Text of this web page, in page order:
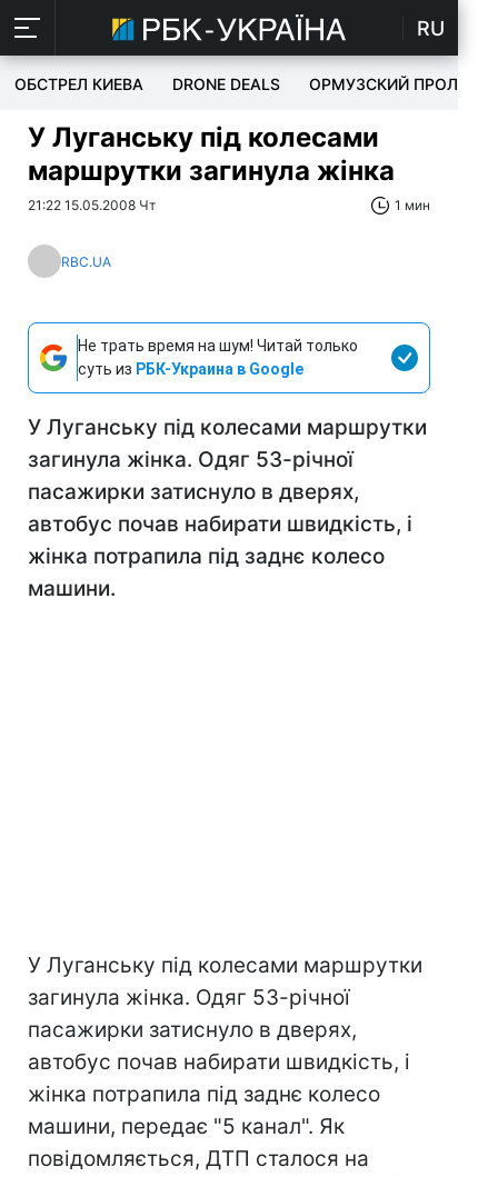
RU
ОБСТРЕЛ КИЕВА DRONE DEALS ОРМУЗСКИЙ ПРОЛИВ
У Луганську під колесами
маршрутки загинула жінка
21:22 15.05.2008 Чт 1 мин
RBC.UA
Не трать время на шум! Читай только
суть из РБК-Украина в Google
У Луганську під колесами маршрутки
загинула жінка. Одяг 53-річної
пасажирки затиснуло в дверях,
автобус почав набирати швидкість, і
жінка потрапила під заднє колесо
машини.
У Луганську під колесами маршрутки
загинула жінка. Одяг 53-річної
пасажирки затиснуло в дверях,
автобус почав набирати швидкість, і
жінка потрапила під заднє колесо
машини, передає "5 канал". Як
повідомляється, ДТП сталося на